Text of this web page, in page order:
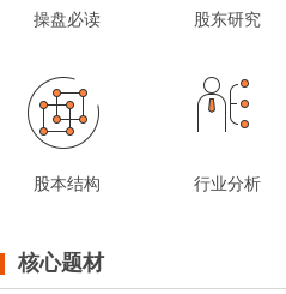
操盘必读 股东研究
股本结构 行业分析
核心题材